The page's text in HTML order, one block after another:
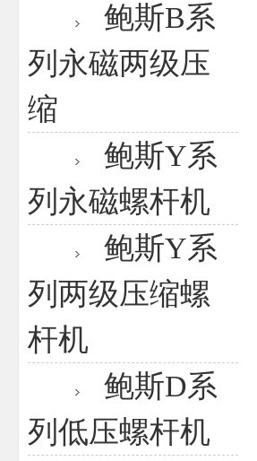
鲍斯B系
列永磁两级压
缩
鲍斯Y系
列永磁螺杆机
鲍斯Y系
列两级压缩螺
杆机
鲍斯D系
列低压螺杆机